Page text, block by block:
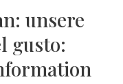
unsere
gusto: